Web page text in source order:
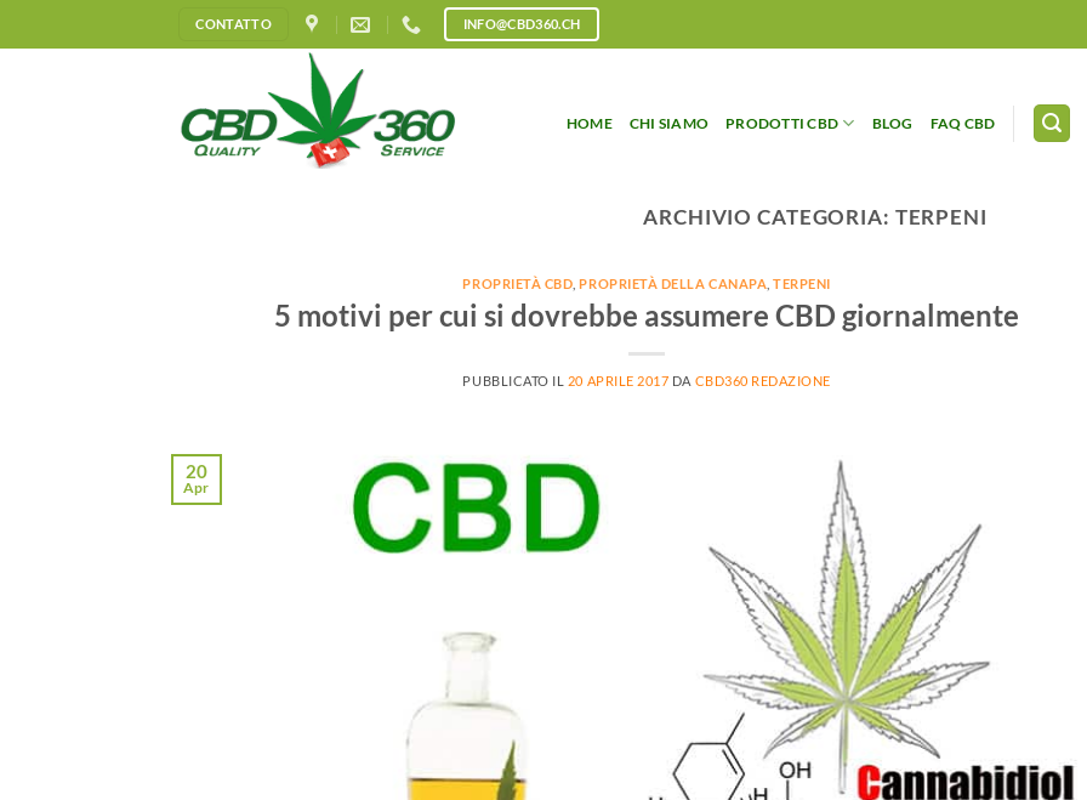
CONTATTO INFO@CBD360.CH
HOME CHI SIAMO PRODOTTI CBD BLOG FAQ CBD
ARCHIVIO CATEGORIA: TERPENI
PROPRIETÀ CBD ,PROPRIETÀ DELLA CANAPA ,TERPENI
5 motivi per cui si dovrebbe assumere CBD giornalmente
PUBBLICATO IL 20 APRILE 2017 DA CBD360 REDAZIONE
20
Apr